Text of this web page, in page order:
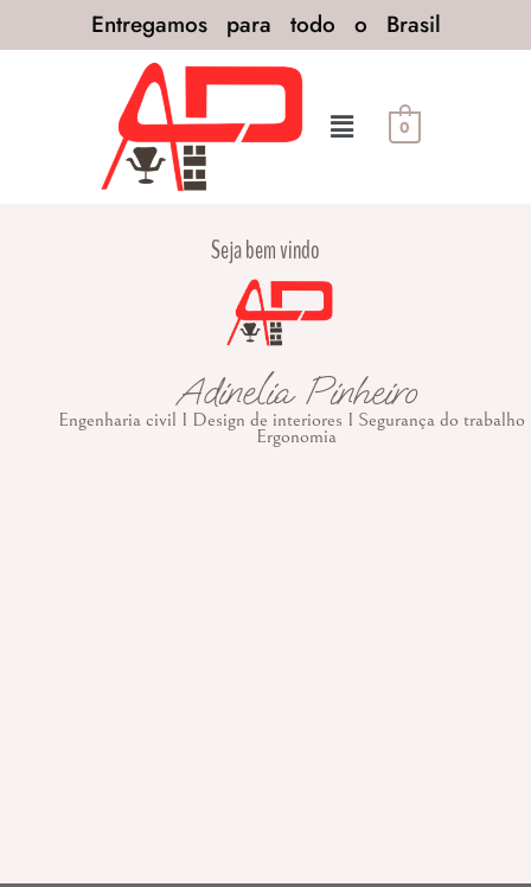
Entregamos para todo o Brasil
0
Seja bem vindo
Adinelia Pinheiro
Engenharia civil I Design de interiores I Segurança do trabalho
Ergonomia